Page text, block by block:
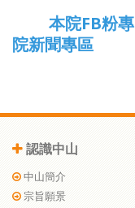
本院FB粉專
院新聞專區
認識中山
中山簡介
宗旨願景